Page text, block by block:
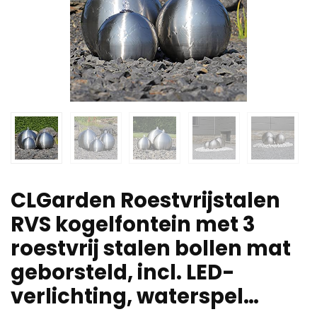
CLGarden Roestvrijstalen
RVS kogelfontein met 3
roestvrij stalen bollen mat
geborsteld, incl. LED-
verlichting, waterspel…